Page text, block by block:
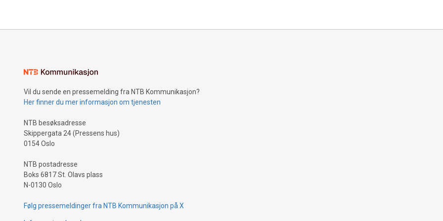
Vil du sende en pressemelding fra NTB Kommunikasjon?
Her finner du mer informasjon om tjenesten
NTB besøksadresse
Skippergata 24 (Pressens hus)
0154 Oslo
NTB postadresse
Boks 6817 St. Olavs plass
N-0130 Oslo
Følg pressemeldinger fra NTB Kommunikasjon på X